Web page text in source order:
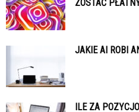
ZOSTAĆ
JAKIE AI ROBI
ILE ZA